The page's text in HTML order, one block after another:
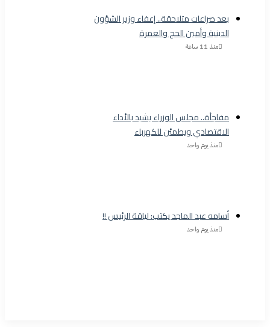
بعد صراعات متلاحقة.. إعفاء وزير الشؤون
الدينية وأمين الحج والعمرة
منذ 11 ساعة
مفاجأة.. مجلس الوزراء يشيد بالأداء
الاقتصادي ويطمئن للكهرباء
منذ يوم واحد
أسامه عبد الماجد يكتب: لياقة الرئيس !!
منذ يوم واحد